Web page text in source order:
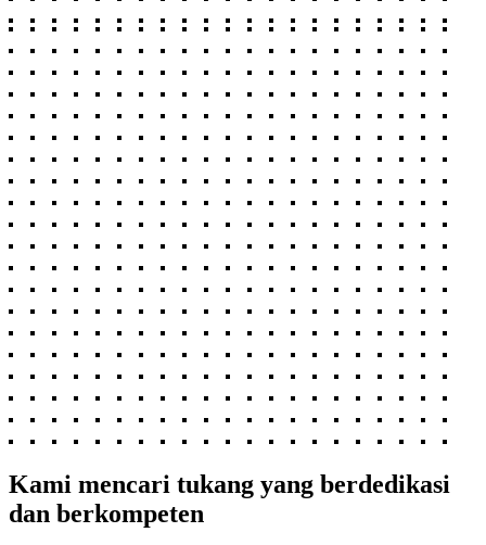
Kami mencari tukang yang berdedikasi
dan berkompeten